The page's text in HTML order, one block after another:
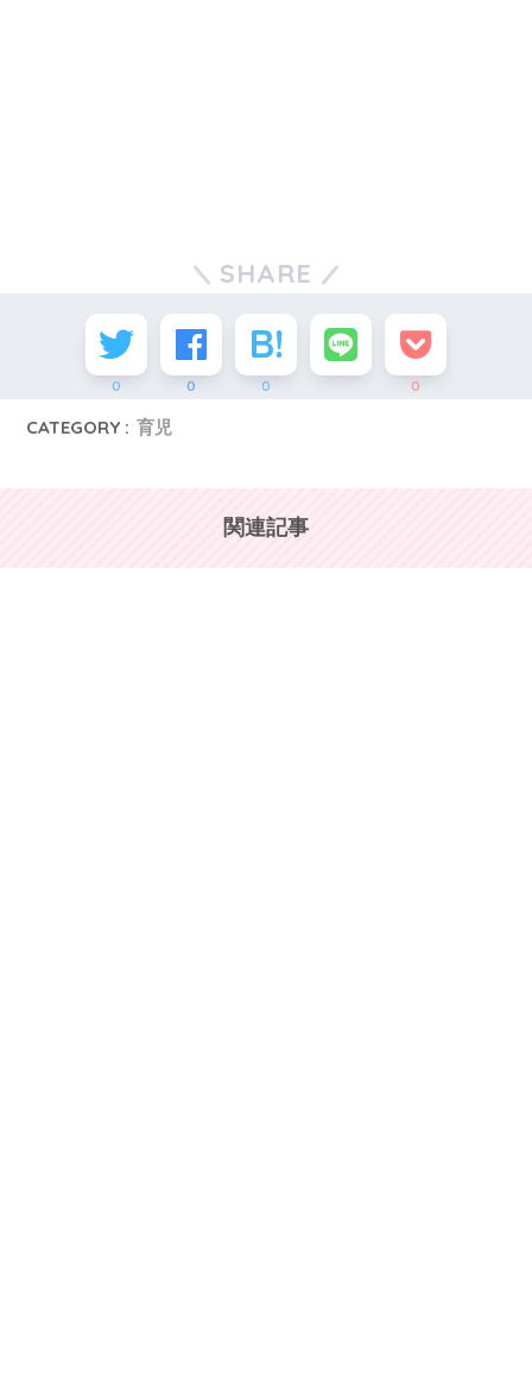
SHARE
0 0 0 0
CATEGORY : 育児
関連記事